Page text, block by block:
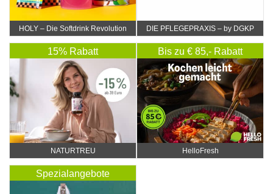
HOLY – Die Softdrink Revolution
DIE PFLEGEPRAXIS – by DGKP
15% Rabatt
NATURTREU
Bis zu € 85,- Rabatt
HelloFresh
Spezialangebote